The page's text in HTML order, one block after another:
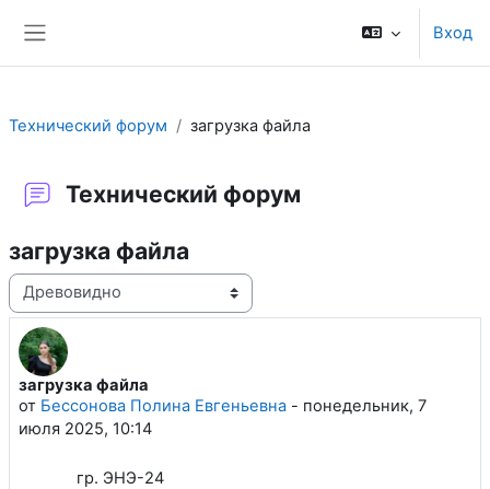
Вход
Технический форум загрузка файла
Технический форум
загрузка файла
Режим отображения
загрузка файла
от Бессонова Полина Евгеньевна - понедельник, 7
июля 2025, 10:14
Количество ответов: 1
гр. ЭНЭ-24